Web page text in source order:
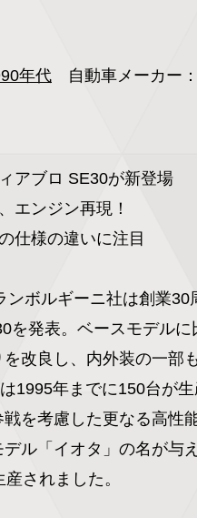
年代 自動車メーカー：
アブロ SE30が新登場
エンジン再現！
仕様の違いに注目
ンボルギーニ社は創業30
を発表。ベースモデル
を改良し、内外装の一部
1995年までに150台が
戦を考慮した更なる高性
ル「イオタ」の名が与
されました。